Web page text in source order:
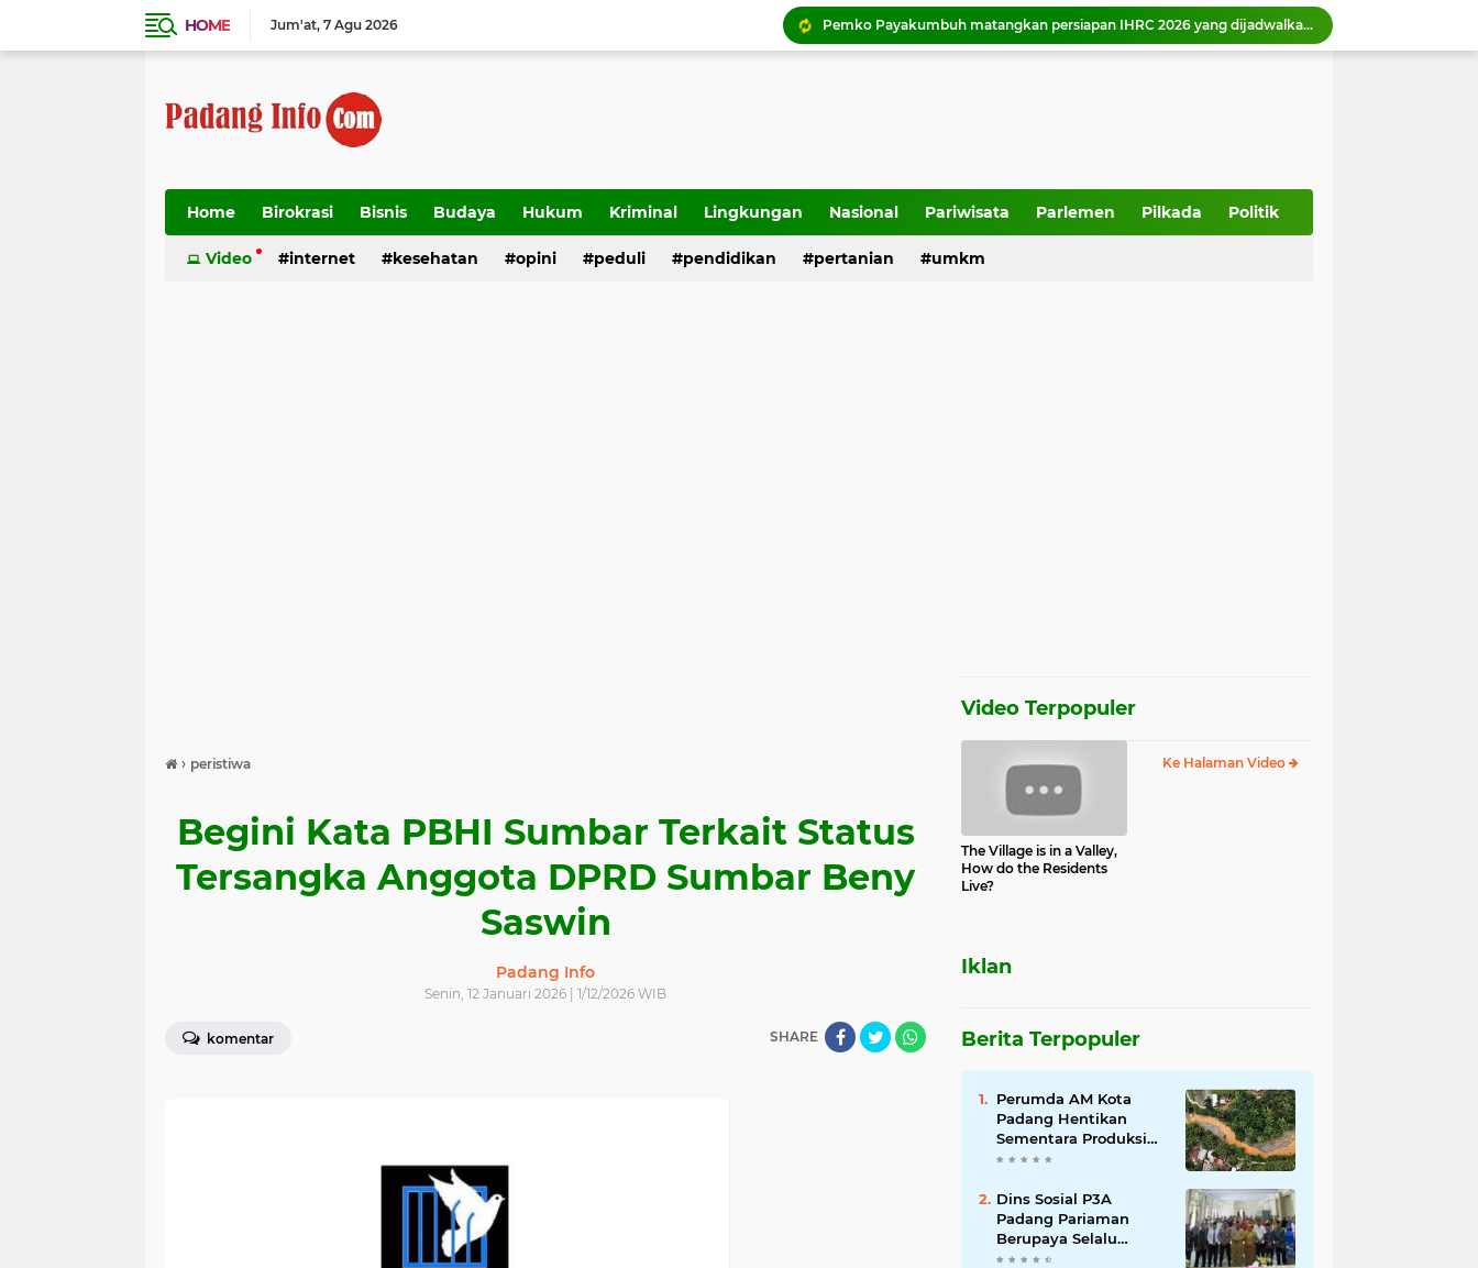
HOME Jum'at 7 Agu 2026
Wali Kota Zulmaeta Dukung Kepengurusan Baru KONI Payakumbuh, Bidik Prestasi di Porprov 2026
Tigo Kayo FC raih trofi Piala Walikota Payakumbuh 2026
Pemko Payakumbuh dukung percepatan sertifikasi halal bagi pelaku usaha
Home Birokrasi Bisnis Budaya Hukum Kriminal Lingkungan Nasional Pariwisata Parlemen Pilkada Politik
Transportasi
Video internet kesehatan opini peduli pendidikan pertanian umkm
› peristiwa
Begini Kata PBHI Sumbar Terkait Status
Tersangka Anggota DPRD Sumbar Beny
Saswin
Padang Info
Senin, 12 Januari 2026 | 1/12/2026 WIB
komentar SHARE
Video Terpopuler
The Village is in a Valley,
How do the Residents
Live?
Ke Halaman Video
Iklan
Berita Terpopuler
Perumda AM Kota
Padang Hentikan
Sementara Produksi
Akibat Air Keruh
Dins Sosial P3A
Padang Pariaman
Berupaya Selalu
Menyelesaikan